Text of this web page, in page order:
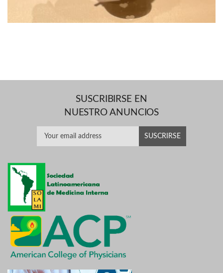
SUSCRIBIRSE EN
NUESTRO ANUNCIOS